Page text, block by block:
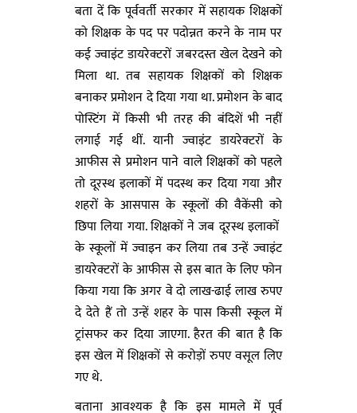
बता दें कि पूर्ववर्ती सरकार में सहायक शिक्षकों
को शिक्षक के पद पर पदोन्नत करने के नाम पर
कई ज्वाइंट डायरेक्टरों जबरदस्त खेल देखने को
मिला था. तब सहायक शिक्षकों को शिक्षक
बनाकर प्रमोशन दे दिया गया था. प्रमोशन के बाद
पोस्टिंग में किसी भी तरह की बंदिशें भी नहीं
लगाई गई थीं. यानी ज्वाइंट डायरेक्टरों के
आफीस से प्रमोशन पाने वाले शिक्षकों को पहले
तो दूरस्थ इलाकों में पदस्थ कर दिया गया और
शहरों के आसपास के स्कूलों की वैकेंसी को
छिपा लिया गया. शिक्षकों ने जब दूरस्थ इलाकों
के स्कूलों में ज्वाइन कर लिया तब उन्हें ज्वाइंट
डायरेक्टरों के आफीस से इस बात के लिए फोन
किया गया कि अगर वे दो लाख-ढाई लाख रुपए
दे देते हैं तो उन्हें शहर के पास किसी स्कूल में
ट्रांसफर कर दिया जाएगा. हैरत की बात है कि
इस खेल में शिक्षकों से करोड़ों रुपए वसूल लिए
गए थे.
बताना आवश्यक है कि इस मामले में पूर्व